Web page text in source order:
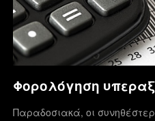
Φορολόγηση
Παραδοσιακά, οι